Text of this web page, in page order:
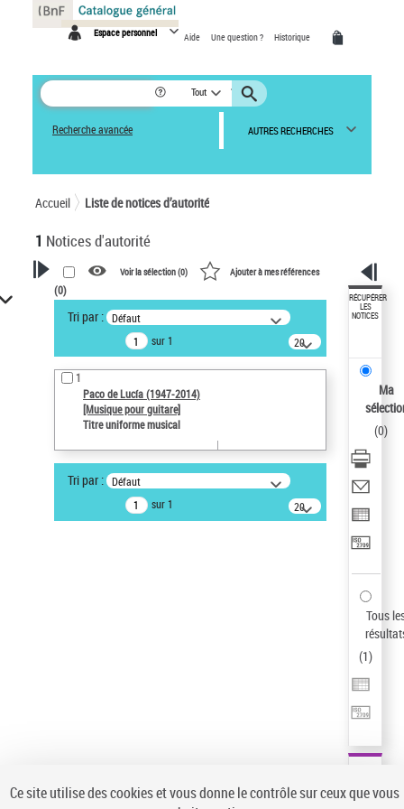
Espace personnel Aide Une question ? Historique
Tout
Recherche avancée AUTRES RECHERCHES
Accueil Liste de notices d’autorité
1 Notices d'autorité
VOTRE RECHERCHE
Recherche avancée dans les
notices d’autorité
Œuvres liées à l'auteur :
Paco de Lucía (1947-2014)
Auteur d’œuvre
Paco de Lucía (1947-2014)
Sauvegarder votre recherche
Voir la sélection (0) Ajouter à mes références
(0)
Tri par : Défaut
sur 1
20
résultats/page
1
Paco de Lucía (1947-2014)
[Musique pour guitare]
Titre uniforme musical
Tri par : Défaut
sur 1
20
résultats/page
RÉCUPÉRER
LES
NOTICES
Ma
(0)
Tous
(1)
Panneau de gestion des cookies
Ce site utilise des cookies et vous donne le contrôle sur ceux que vous